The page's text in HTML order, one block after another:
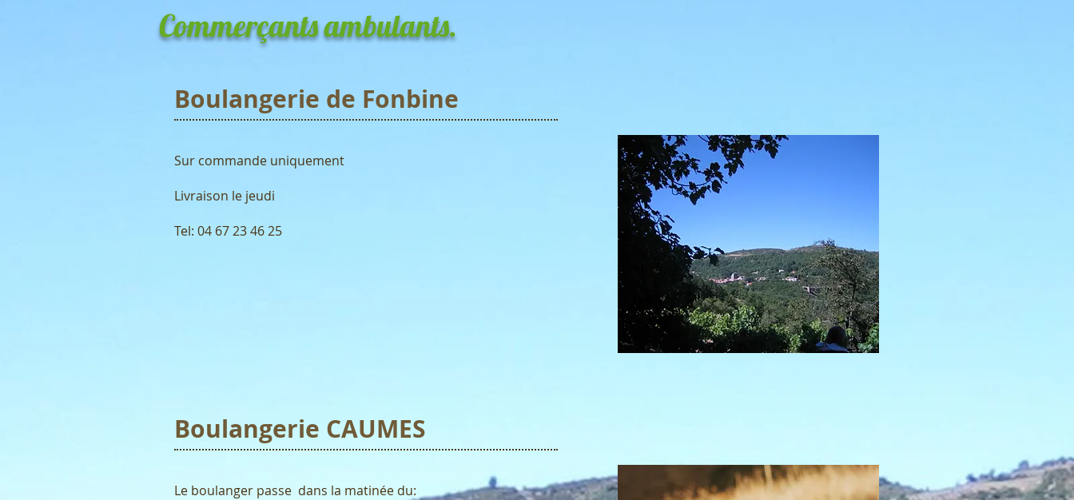
Commerçants ambulants.
Boulangerie de Fonbine
Sur commande uniquement
Livraison le jeudi
Tel: 04 67 23 46 25
Boulangerie CAUMES
Le boulanger passe dans la matinée du: